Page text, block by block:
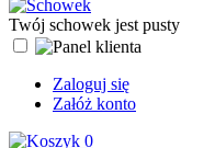
Twój schowek jest pusty
Zaloguj się
Załóż konto
0